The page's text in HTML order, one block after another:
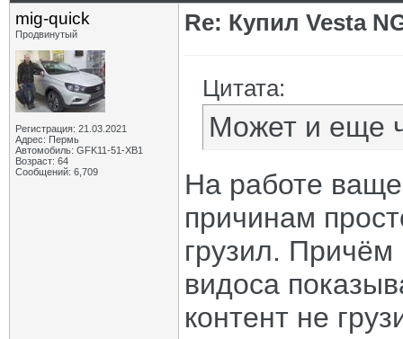
mig-quick
Продвинутый
Регистрация: 21.03.2021
Адрес: Пермь
Автомобиль: GFK11-51-ХВ1
Возраст: 64
Сообщений: 6,709
Re: Купил Vesta
Цитата:
Может и еще
На работе
причинам
грузил. Причём
видоса
контент не